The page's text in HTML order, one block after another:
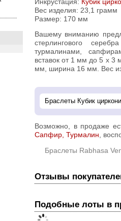
Инкрустация: Кубик
Вес изделия: 23,1 грамм
Размер: 170 мм
Вашему вниманию предлагается очаровательный браслет из
стерлингового
турмалинами,
вставок от 1 мм до 5 х 3
мм, ширина 16 мм. Вес
Возможно, в продаже
Сапфир, Турмалин ,
Браслеты Rabhasa
Отзывы
Подобные лоты в